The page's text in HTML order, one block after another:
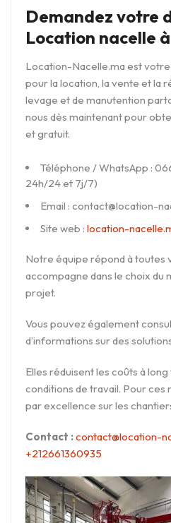
Demandez votre
Location nacelle
Location-Nacelle.ma est
pour la location, la vente et la
levage et de manutention
nous dès maintenant pour
et gratuit.
Téléphone / WhatsApp :
24h/24 et 7j/7)
Email : contact@location-
Site web : location-
Notre équipe répond à toutes
accompagne dans le choix du
projet.
Vous pouvez également
d’informations sur des
Elles réduisent les coûts à
conditions de travail. Pour ces
par excellence sur les
Contact :contact@location-
+212661360935